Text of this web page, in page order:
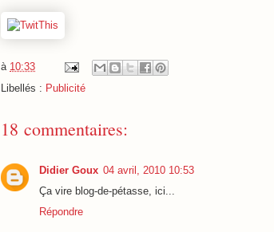
à 10:33
Libellés : Publicité
18 commentaires:
Didier Goux 04 avril, 2010 10:53
Ça vire blog-de-pétasse, ici...
Répondre